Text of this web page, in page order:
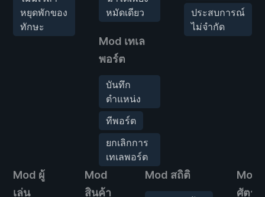
หยุดพักของ
ทักษะ
หมัดเดียว
Mod เทเล
พอร์ต
บันทึก
ตำแหน่ง
ทีพอร์ต
ยกเลิกการ
เทเลพอร์ต
ประสบการณ์
ไม่จำกัด
Mod ผู้
เล่น
Mod
สินค้า
Mod สถิติ
Mods
ศัตรู